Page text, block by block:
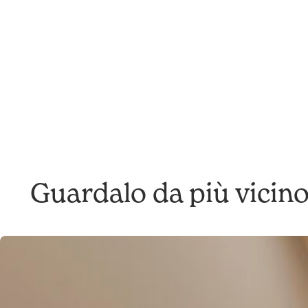
Guardalo da più